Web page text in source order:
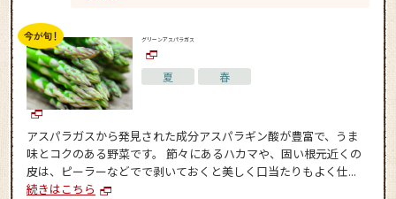
グリーンアスパラガス
夏 春
アスパラガスから発見された成分アスパラギン酸が豊富で、うま
味とコクのある野菜です。 節々にあるハカマや、固い根元近くの
皮は、ピーラーなどでで剥いておくと美しく口当たりもよく仕...
続きはこちら